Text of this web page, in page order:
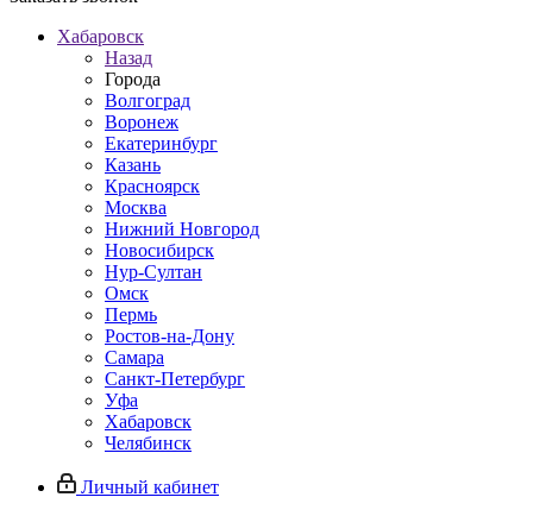
Хабаровск
Назад
Города
Волгоград
Воронеж
Екатеринбург
Казань
Красноярск
Москва
Нижний Новгород
Новосибирск
Нур-Султан
Омск
Пермь
Ростов-на-Дону
Самара
Санкт-Петербург
Уфа
Хабаровск
Челябинск
Личный кабинет